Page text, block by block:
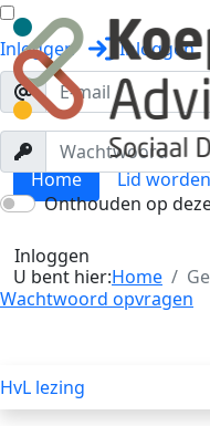
Inloggen Inloggen
Onthouden op
Inloggen
Wachtwoord opvragen
HvL lezing
Home Lid
U bent hier:Home